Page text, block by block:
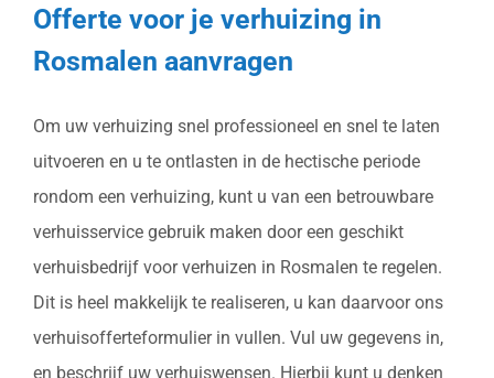
Offerte voor je verhuizing in
Rosmalen aanvragen
Om uw verhuizing snel professioneel en snel te laten
uitvoeren en u te ontlasten in de hectische periode
rondom een verhuizing, kunt u van een betrouwbare
verhuisservice gebruik maken door een geschikt
verhuisbedrijf voor verhuizen in Rosmalen te regelen.
Dit is heel makkelijk te realiseren, u kan daarvoor ons
verhuisofferteformulier in vullen. Vul uw gegevens in,
en beschrijf uw verhuiswensen. Hierbij kunt u denken